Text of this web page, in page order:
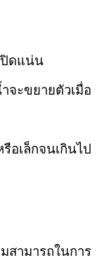
ปิดแน่น
ะขยายตัวเมื่อ
เล็กจนเกินไป
สามารถในการ